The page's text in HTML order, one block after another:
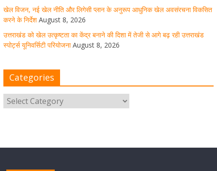
August 8, 2026 1 Comment
मुख्य सचिव ने कहा- कौशल विकास से संबंधित सभी विभाग एक
खेल विजन, नई खेल नीति और लिगेसी प्लान के अनुरूप आधुनिक खेल अवसंरचना विकसित
करने के निर्देश August 8, 2026
उत्तराखंड को खेल उत्कृष्टता का केंद्र बनाने की दिशा में तेजी से आगे बढ़ रही उत्तराखंड
स्पोर्ट्स यूनिवर्सिटी परियोजना August 8, 2026
Categories